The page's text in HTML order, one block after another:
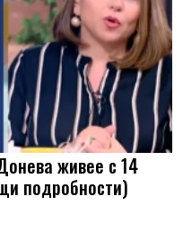
живее с 14
подробности)